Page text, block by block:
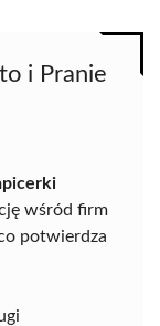
i Pranie
wśród firm
potwierdza